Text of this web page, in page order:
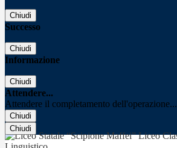
Chiudi
Successo
Chiudi
Informazione
Chiudi
Attendere...
Attendere il completamento dell'operazione...
Chiudi
Chiudi